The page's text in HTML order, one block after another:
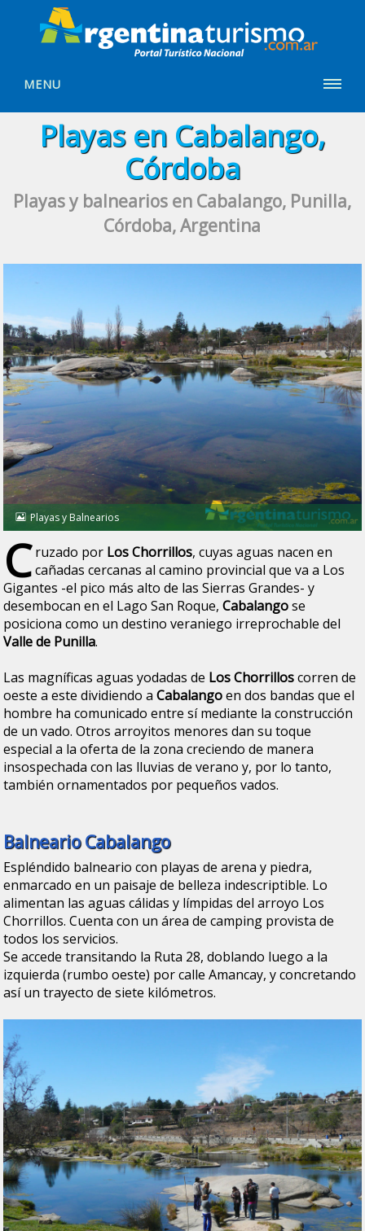
MENU
Playas en Cabalango,
Córdoba
Playas y balnearios en Cabalango, Punilla,
Córdoba, Argentina
Playas y Balnearios
C ruzado por Los Chorrillos, cuyas aguas nacen en
cañadas cercanas al camino provincial que va a Los
Gigantes -el pico más alto de las Sierras Grandes- y
desembocan en el Lago San Roque,Cabalangose
posiciona como un destino veraniego irreprochable del
Valle de Punilla.
Las magníficas aguas yodadas de Los Chorrilloscorren de
oeste a este dividiendo aCabalangoen dos bandas que el
hombre ha comunicado entre sí mediante la construcción
de un vado. Otros arroyitos menores dan su toque
especial a la oferta de la zona creciendo de manera
insospechada con las lluvias de verano y, por lo tanto,
también ornamentados por pequeños vados.
Balneario Cabalango
Espléndido balneario con playas de arena y piedra,
enmarcado en un paisaje de belleza indescriptible. Lo
alimentan las aguas cálidas y límpidas del arroyo Los
Chorrillos. Cuenta con un área de camping provista de
todos los servicios.
Se accede transitando la Ruta 28, doblando luego a la
izquierda (rumbo oeste) por calle Amancay, y concretando
así un trayecto de siete kilómetros.